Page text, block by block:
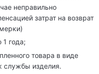
неправильно
затрат на возврат
1 года;
товара в виде
службы изделия.